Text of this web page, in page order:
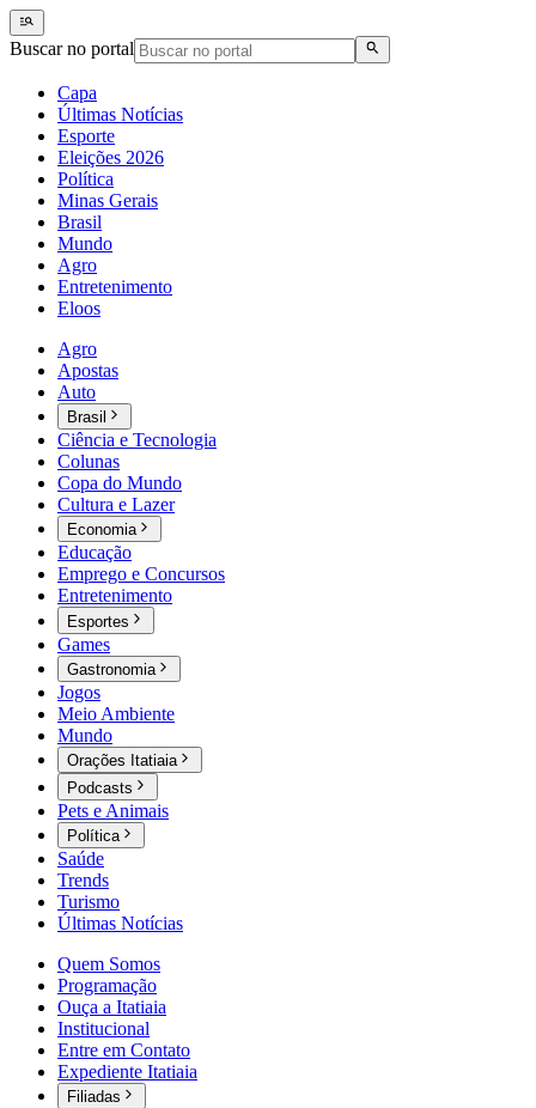
Buscar no portal
Capa
Últimas Notícias
Esporte
Eleições 2026
Política
Minas Gerais
Brasil
Mundo
Agro
Entretenimento
Eloos
Agro
Apostas
Auto
Brasil
Ciência e Tecnologia
Colunas
Copa do Mundo
Cultura e Lazer
Economia
Educação
Emprego e Concursos
Entretenimento
Esportes
Games
Gastronomia
Jogos
Meio Ambiente
Mundo
Orações Itatiaia
Podcasts
Pets e Animais
Política
Saúde
Trends
Turismo
Últimas Notícias
Quem Somos
Programação
Ouça a Itatiaia
Institucional
Entre em Contato
Expediente Itatiaia
Filiadas